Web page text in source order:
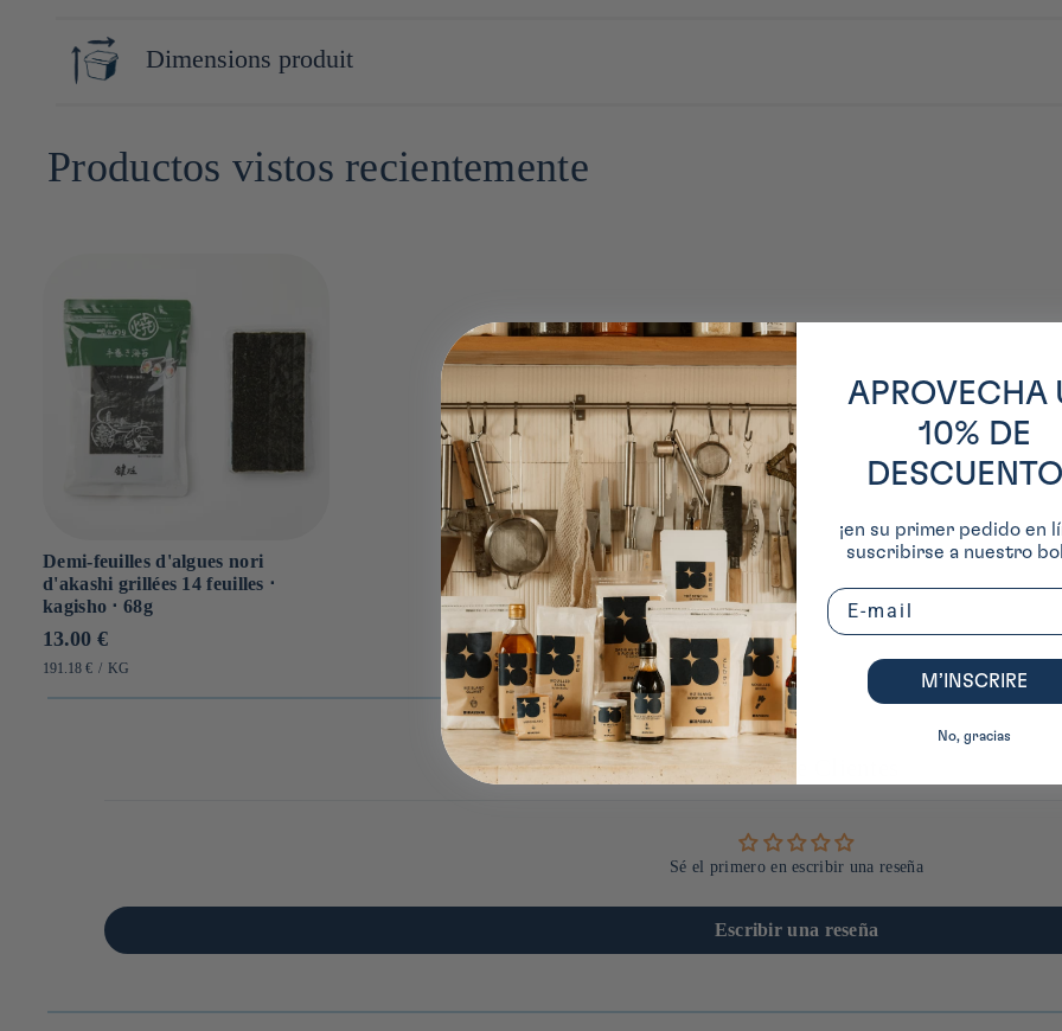
Lipides : 0.8g
Glucides : 9.3g
Hyogo
Dimensions produit
Productos vistos recientemente
Demi-feuilles d'algues nori
d'akashi grillées 14 feuilles ⋅
kagisho ⋅ 68g
Prix
habituel
13.00 €
PRIX
191.18 € / PAR
KG
Reseñas de Clientes
Sé el primero en escribir una reseña
Escribir una reseña
APROVECHA
10% DE
¡en su primer pedido en
suscribirse a nuestro
Email
M’INSCRIRE
No, gracias